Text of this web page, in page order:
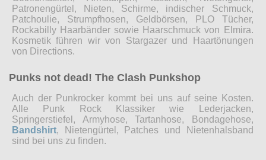
Patronengürtel, Nieten, Schirme, indischer Schmuck,
Patchoulie, Strumpfhosen, Geldbörsen, PLO Tücher,
Rockabilly Haarbänder sowie Haarschmuck von Elmira.
Kosmetik führen wir von Stargazer und Haartönungen
von Directions.
Punks not dead! The Clash Punkshop
Auch der Punkrocker kommt bei uns auf seine Kosten.
Alle Punk Rock Klassiker wie Lederjacken,
Springerstiefel, Armyhose, Tartanhose, Bondagehose,
Bandshirt, Nietengürtel, Patches und Nietenhalsband
sind bei uns zu finden.